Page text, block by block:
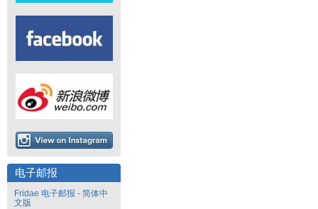
电子邮报
Fridae 电子邮报 - 简体中
文版